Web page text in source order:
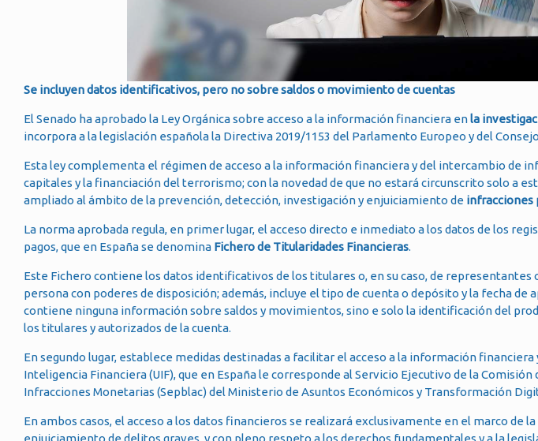
Se incluyen datos identificativos, pero no sobre saldos o movimiento de cuentas
El Senado ha aprobado la Ley Orgánica sobre acceso a la información financiera enla
incorpora a la legislación española la Directiva 2019/1153 del Parlamento Europeo y del
Esta ley complementa el régimen de acceso a la información financiera y del intercambio de
capitales y la financiación del terrorismo; con la novedad de que no estará circunscrito solo a
ampliado al ámbito de la prevención, detección, investigación y enjuiciamiento de infracciones
La norma aprobada regula, en primer lugar, el acceso directo e inmediato a los datos de los
pagos, que en España se denomina Fichero de Titularidades Financieras.
Este Fichero contiene los datos identificativos de los titulares o, en su caso, de representantes
persona con poderes de disposición; además, incluye el tipo de cuenta o depósito y la fecha de
contiene ninguna información sobre saldos y movimientos, sino e solo la identificación del
los titulares y autorizados de la cuenta.
En segundo lugar, establece medidas destinadas a facilitar el acceso a la información
Inteligencia Financiera (UIF), que en España le corresponde al Servicio Ejecutivo de la Comisión
Infracciones Monetarias (Sepblac) del Ministerio de Asuntos Económicos y Transformación
En ambos casos, el acceso a los datos financieros se realizará exclusivamente en el marco de
enjuiciamiento de delitos graves, y con pleno respeto a los derechos fundamentales y a la